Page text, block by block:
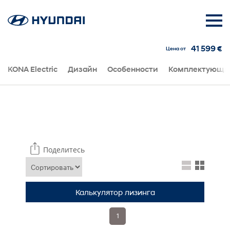
KONA Electric Дизайн Особенности
Цена от 41 599 €